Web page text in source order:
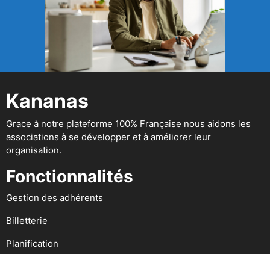
Kananas
Grace à notre plateforme 100% Française nous aidons les
associations à se développer et à améliorer leur
organisation.
Fonctionnalités
Gestion des adhérents
Billetterie
Planification